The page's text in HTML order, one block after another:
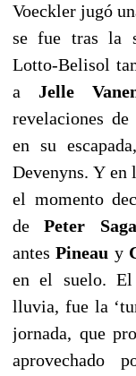
Voeckler jugó
se fue tras la
Lotto-Belisol
a Jelle
revelaciones
en su
Devenyns. Y en
el momento
dePeter
antesPineau y
en el suelo.
lluvia, fue la
jornada, que
aprovechado